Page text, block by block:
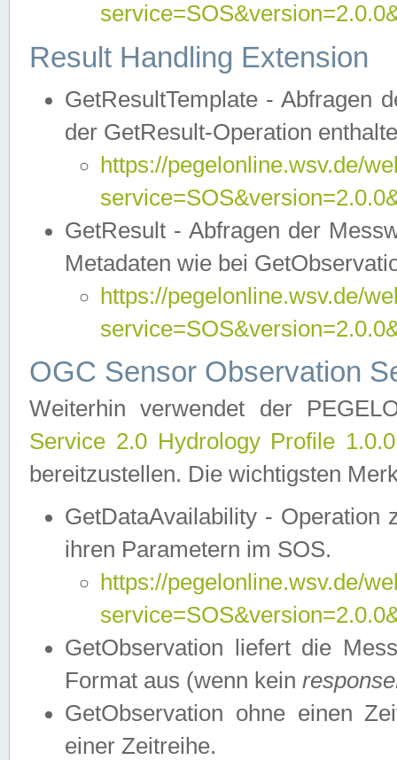
Result Handling Extension
GetResultTemplate - Abfragen
der GetResult-Operation
https://pegelonline.wsv.de/
GetResult - Abfragen der
Metadaten wie bei
https://pegelonline.wsv.de/
OGC Sensor Observation
Weiterhin verwendet der
Service 2.0 Hydrology Profile
bereitzustellen. Die wichtigsten
GetDataAvailability - Operation
ihren Parametern im SOS.
https://pegelonline.wsv.de/
GetObservation liefert die
Format aus (wenn kein
GetObservation ohne einen
einer Zeitreihe.